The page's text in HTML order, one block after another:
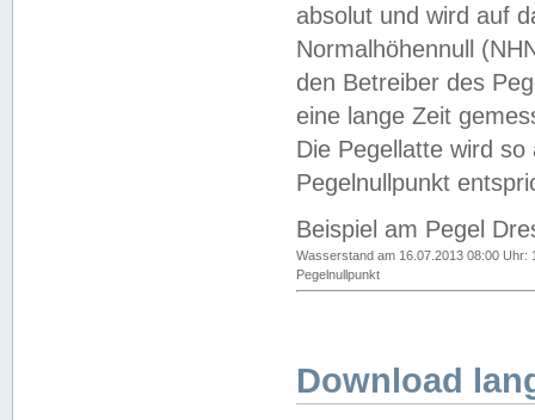
absolut und wird auf
Normalhöhennull
den Betreiber des
eine lange Zeit
Die Pegellatte wird
Pegelnullpunkt
Beispiel am Pegel
Wasserstand am 16.07.2013 08:00 Uhr:
Pegelnullpunkt
Download